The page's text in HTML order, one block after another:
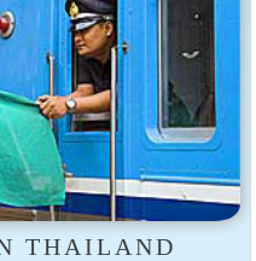
THAILAND